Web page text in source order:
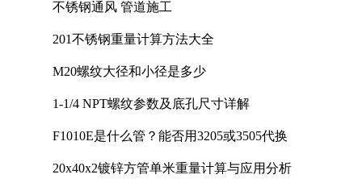
不锈钢通风 管道施工
201不锈钢重量计算方法大全
M20螺纹大径和小径是多少
1-1/4 NPT螺纹参数及底孔尺寸详解
F1010E是什么管？能否用3205或3505代换
20x40x2镀锌方管单米重量计算与应用分析